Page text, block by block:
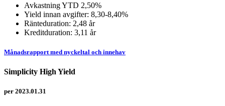
Avkastning YTD 2,50%
Yield innan avgifter: 8,30-8,40%
Ränteduration: 2,48 år
Kreditduration: 3,11 år
Månadsrapport med nyckeltal och innehav
Simplicity High Yield
per 2023.01.31